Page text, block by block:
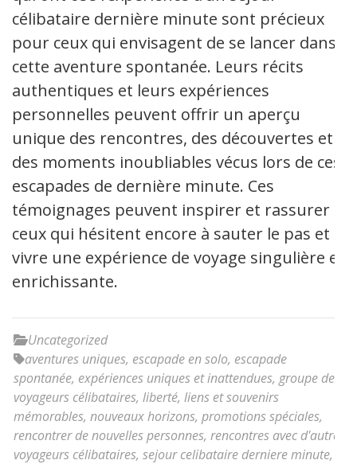
célibataire dernière minute sont précieux
pour ceux qui envisagent de se lancer dans
cette aventure spontanée. Leurs récits
authentiques et leurs expériences
personnelles peuvent offrir un aperçu
unique des rencontres, des découvertes et
des moments inoubliables vécus lors de ces
escapades de dernière minute. Ces
témoignages peuvent inspirer et rassurer
ceux qui hésitent encore à sauter le pas et à
vivre une expérience de voyage singulière et
enrichissante.
Uncategorized
aventures uniques, escapade en solo, escapade
spontanée, expériences uniques et inattendues, groupe de
voyageurs célibataires, liberté, liens et souvenirs
mémorables, nouveaux horizons, promotions spéciales,
rencontrer de nouvelles personnes, rencontres avec d'autres
voyageurs célibataires, sejour celibataire derniere minute,